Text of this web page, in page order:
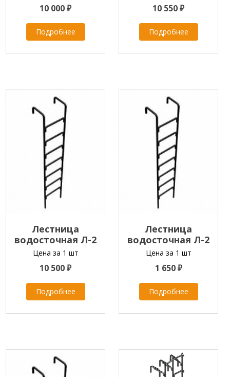
10 000 ₽
Подробнее
10 550 ₽
Подробнее
Лестница
водосточная Л-2
L=3,2м
Цена за 1 шт
10 500 ₽
Подробнее
Лестница
водосточная Л-2
L=3,4м
Цена за 1 шт
1 650 ₽
Подробнее